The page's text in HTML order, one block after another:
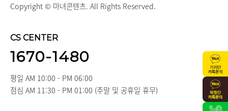
Copyright © 마녀콘텐츠. All Rights Reserved.
CS CENTER
1670-1480
평일 AM 10:00 - PM 06:00
점심 AM 11:30 - PM 01:00 (주말 및 공휴일 휴무)